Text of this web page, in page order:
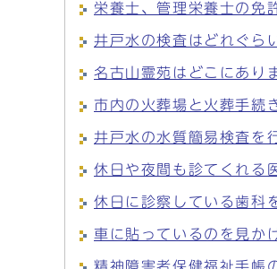
栄養士、管理栄養士の免
井戸水の検査はどれぐら
名古山霊苑はどこにあり
市内の火葬場と火葬手続
井戸水の水質簡易検査を
休日や夜間も診てくれる
休日に診察している歯科
車に貼っているのを見か